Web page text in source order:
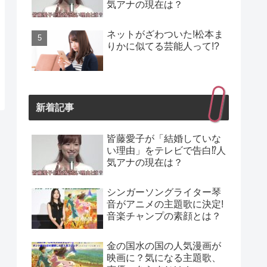
気アナの現在は？
ネットがざわついた!松本ま
りかに似てる芸能人って!?
新着記事
皆藤愛子が「結婚していな
い理由」をテレビで告白⁉人
気アナの現在は？
シンガーソングライター琴
音がアニメの主題歌に決定!
音楽チャンプの素顔とは？
金の国水の国の人気漫画が
映画に？気になる主題歌、